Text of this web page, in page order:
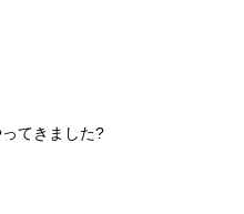
てきました?